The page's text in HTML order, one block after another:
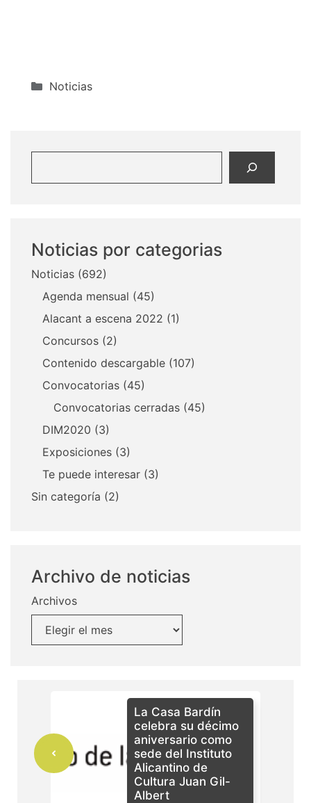
Categorías
Noticias
Noticias por categorias
Noticias (692)
Agenda mensual (45)
Alacant a escena 2022 (1)
Concursos (2)
Contenido descargable (107)
Convocatorias (45)
Convocatorias cerradas (45)
DIM2020 (3)
Exposiciones (3)
Te puede interesar (3)
Sin categoría (2)
Archivo de noticias
Archivos
La Casa Bardín
celebra su décimo
aniversario como
sede del Instituto
Alicantino de
Cultura Juan Gil-
Albert